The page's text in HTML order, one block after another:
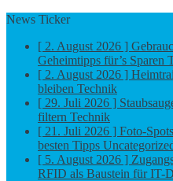
News Ticker
[ 2. August 2026 ]
Geheimtipps für’s Sparen
[ 2. August 2026 ]
bleiben Technik
[ 29. Juli 2026 ]
filtern Technik
[ 21. Juli 2026 ] Foto-
besten Tipps
[ 5. August 2026 ]
RFID als Baustein für IT-